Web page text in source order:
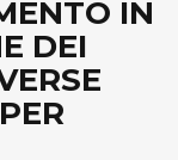
IN
DEI